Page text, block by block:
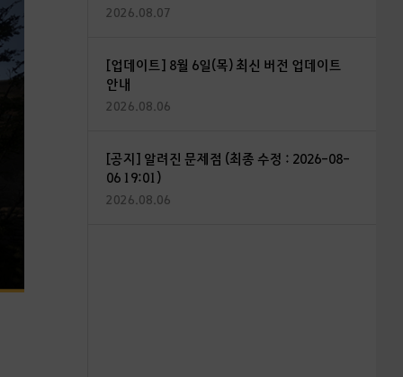
2026.08.07
[업데이트] 8월 6일(목) 최신 버전 업데이트
안내
2026.08.06
[공지] 알려진 문제점 (최종 수정 : 2026-08-
06 19:01)
2026.08.06